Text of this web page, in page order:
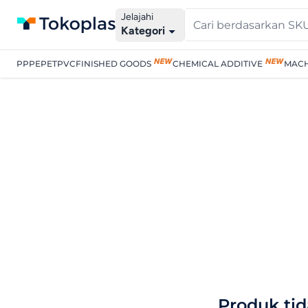
Jelajahi
Kategori
PPPEPETPVCFINISHED GOODS CHEMICAL ADDITIVE